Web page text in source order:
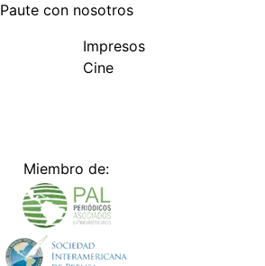
Paute con nosotros
Impresos
Cine
Miembro de: